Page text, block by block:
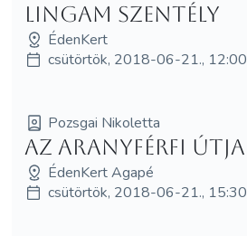
Lingam Szentély
ÉdenKert
csütörtök, 2018-06-21.,
Pozsgai Nikoletta
Az AranyFérfi útja
ÉdenKert Agapé
csütörtök, 2018-06-21.,